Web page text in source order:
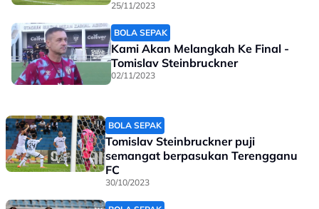
kekalahan
25/11/2023
BOLA SEPAK
Kami Akan Melangkah Ke Final -
Tomislav Steinbruckner
02/11/2023
BOLA SEPAK
Tomislav Steinbruckner puji
semangat berpasukan Terengganu
FC
30/10/2023